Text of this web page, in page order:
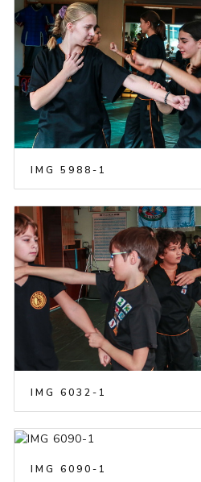
IMG 5988-1
IMG 6032-1
IMG 6090-1